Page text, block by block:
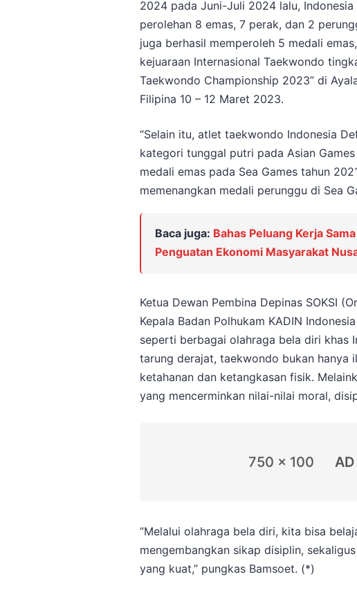
2024 pada Juni-Juli 2024 lalu,
perolehan 8 emas, 7 perak, dan 2
juga berhasil memperoleh 5 medali
kejuaraan Internasional Taekwondo
Taekwondo Championship 2023” di
Filipina 10 – 12 Maret 2023.
“Selain itu, atlet taekwondo Indonesia
kategori tunggal putri pada Asian
medali emas pada Sea Games tahun
memenangkan medali perunggu di Sea
Baca juga: Bahas Peluang Kerja
Penguatan Ekonomi Masyarakat
Ketua Dewan Pembina Depinas SOKSI
Kepala Badan Polhukam KADIN
seperti berbagai olahraga bela diri khas
tarung derajat, taekwondo bukan hanya
ketahanan dan ketangkasan fisik.
yang mencerminkan nilai-nilai moral,
750 x 100
“Melalui olahraga bela diri, kita bisa
mengembangkan sikap disiplin,
yang kuat,” pungkas Bamsoet. (*)